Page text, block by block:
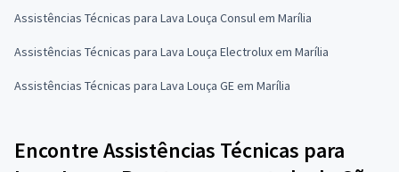
Assistências Técnicas para Lava Louça Consul em Marília
Assistências Técnicas para Lava Louça Electrolux em Marília
Assistências Técnicas para Lava Louça GE em Marília
Encontre Assistências Técnicas para